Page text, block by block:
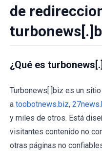
de
¿Qué es
Turbonews[.]biz es un
a toobotnews.biz,
y miles de otros. Está
visitantes contenido no
otras páginas no